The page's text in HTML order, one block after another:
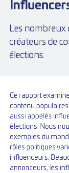
Les nombreux
créateurs de
élections.
Ce rapport
contenu
aussi appelés
élections. Nous
exemples du
rôles politiques
influenceurs.
annonceurs, les